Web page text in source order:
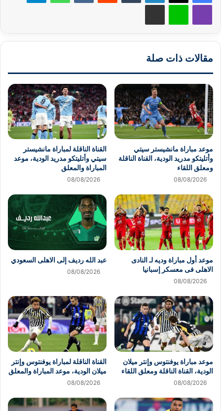
لاين
مقالات ذات صلة
موعد مباراة مانشيستر سيتي
وأتليتكو مدريد الودية، القناة الناقلة
ومعلق اللقاء
08/08/2026
القناة الناقلة لمباراة مانشيستر
سيتي وأتليتكو مدريد الودية، موعد
المباراة والمعلق
08/08/2026
موعد أول مباراة وديه لـ النادى
الاهلى فى معسكر إسبانيا
08/08/2026
عبد الله رديف إلى الاهلى السعودي
08/08/2026
موعد مباراة يوفنتوس وإنتر ميلان
الودية، القناة الناقلة ومعلق اللقاء
08/08/2026
القناة الناقلة لمباراة يوفنتوس وإنتر
ميلان الودية، موعد المباراة والمعلق
08/08/2026